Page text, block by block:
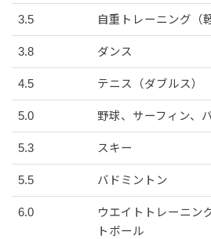
3.5 自重トレーニング（
3.8 ダンス
4.5 テニス（ダブルス）
5.0 野球、サーフィン、
5.3 スキー
5.5 バドミントン
6.0
ウエイトトレーニン
トボール